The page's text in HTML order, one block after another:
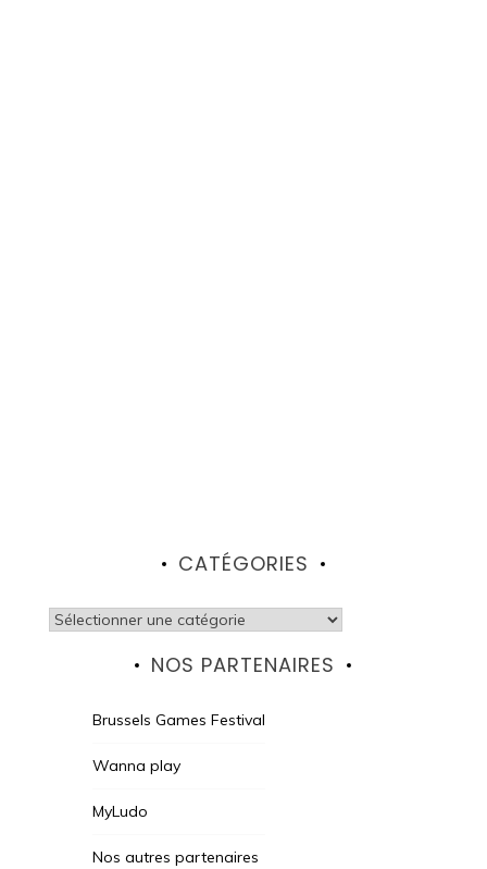
CATÉGORIES
Catégories
NOS PARTENAIRES
Brussels Games Festival
Wanna play
MyLudo
Nos autres partenaires